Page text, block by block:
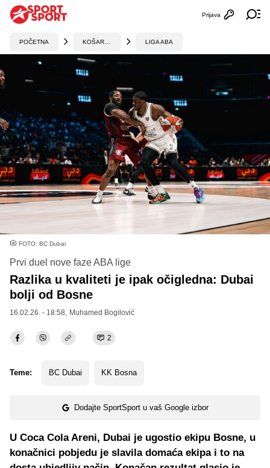
Otvori
Prijava
POČETNA LIGA ABA
FOTO: BC Dubai
Prvi duel nove faze ABA lige
Razlika u kvaliteti je ipak očigledna: Dubai
bolji od Bosne
16.02.26. - 18:58, Muhamed Bogilović
2
Teme: BC Dubai KK Bosna
Dodajte SportSport u vaš Google izbor
U Coca Cola Areni, Dubai je ugostio ekipu Bosne, u
konačnici pobjedu je slavila domaća ekipa i to na